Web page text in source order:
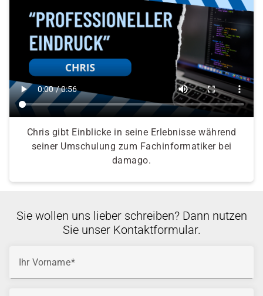
Chris gibt Einblicke in seine Erlebnisse während
seiner Umschulung zum Fachinformatiker bei
damago.
Sie wollen uns lieber schreiben? Dann nutzen
Sie unser Kontaktformular.
Ihr Vorname